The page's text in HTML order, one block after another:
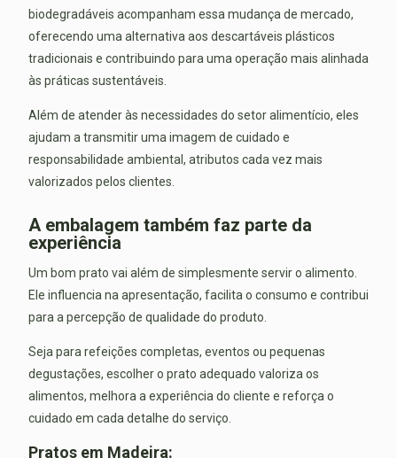
biodegradáveis acompanham essa mudança de mercado,
oferecendo uma alternativa aos descartáveis plásticos
tradicionais e contribuindo para uma operação mais alinhada
às práticas sustentáveis.
Além de atender às necessidades do setor alimentício, eles
ajudam a transmitir uma imagem de cuidado e
responsabilidade ambiental, atributos cada vez mais
valorizados pelos clientes.
A embalagem também faz parte da
experiência
Um bom prato vai além de simplesmente servir o alimento.
Ele influencia na apresentação, facilita o consumo e contribui
para a percepção de qualidade do produto.
Seja para refeições completas, eventos ou pequenas
degustações, escolher o prato adequado valoriza os
alimentos, melhora a experiência do cliente e reforça o
cuidado em cada detalhe do serviço.
Pratos em Madeira: